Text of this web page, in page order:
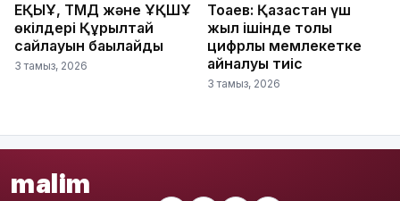
ЕҚЫҰ, ТМД және ҰҚШҰ
өкілдері Құрылтай
сайлауын бақылайды
3 тамыз, 2026
Тоқаев: Қазақстан үш
жыл ішінде толық
цифрлық мемлекетке
айналуы тиіс
3 тамыз, 2026
malim